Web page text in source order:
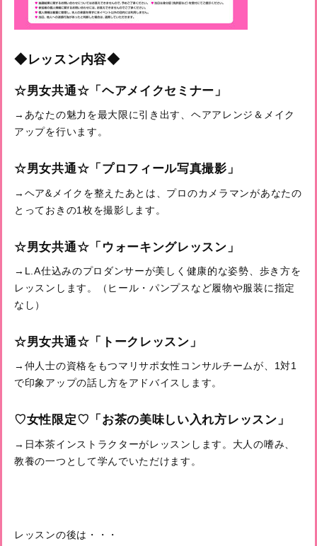
◆レッスン内容◆
☆男女共通☆「ヘアメイクセミナー」
→あなたの魅力を最大限に引き出す、ヘアアレンジ＆メイク
アップを行います。
☆男女共通☆「プロフィール写真撮影」
→ヘア&メイクを整えたあとは、プロのカメラマンがあなたの
とっておきの1枚を撮影します。
☆男女共通☆「ウォーキングレッスン」
→L.A仕込みのプロダンサーが美しく健康的な姿勢、歩き方を
レッスンします。（ヒール・パンプスなど履物や服装に指定
なし）
☆男女共通☆「トークレッスン」
→仲人士の資格をもつマリサポ女性コンサルチームが、1対1
で印象アップの話し方をアドバイスします。
♡女性限定♡「お茶の美味しい入れ方レッスン」
→日本茶インストラクターがレッスンします。大人の嗜み、
教養の一つとして学んでいただけます。
レッスンの後は・・・